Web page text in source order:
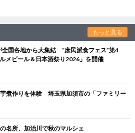
もっと見る
全国各地から大集結 “庶民派食フェス”第4
メビール＆日本酒祭り2026」を開催
煮作りを体験 埼玉県加須市の「ファミリー
名所、加治川で秋のマルシェ